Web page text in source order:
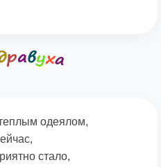
одеялом,
стало,